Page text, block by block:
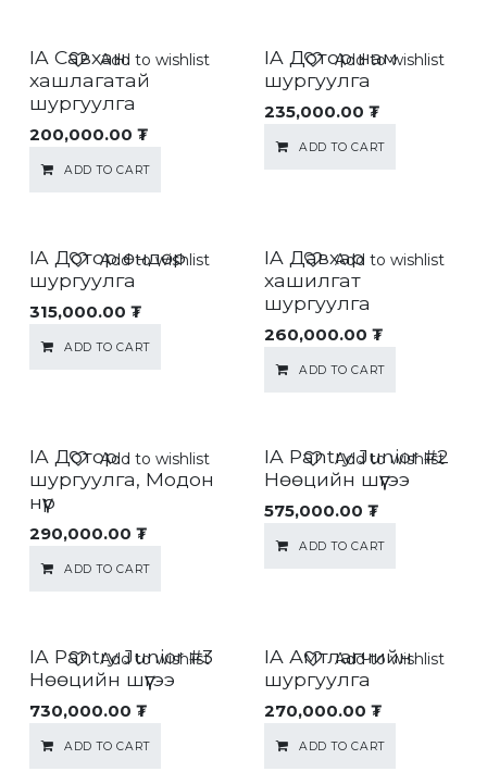
IA Савхан
хашлагатай
шургуулга
200,000.00 ₮
ADD TO CART
Add to wishlist
IA Дотор нам
шургуулга
235,000.00 ₮
ADD TO CART
Add to wishlist
IA Дотор өндөр
шургуулга
315,000.00 ₮
ADD TO CART
Add to wishlist
IA Давхар
хашилгат
шургуулга
260,000.00 ₮
ADD TO CART
Add to wishlist
IA Дотор
шургуулга, Модон
нүүр
290,000.00 ₮
ADD TO CART
Add to wishlist
IA Pantry Junior #2
Нөөцийн шүүгээ
575,000.00 ₮
ADD TO CART
Add to wishlist
IA Pantry Junior #3
Нөөцийн шүүгээ
730,000.00 ₮
ADD TO CART
Add to wishlist
IA Амтлагчийн
шургуулга
270,000.00 ₮
ADD TO CART
Add to wishlist